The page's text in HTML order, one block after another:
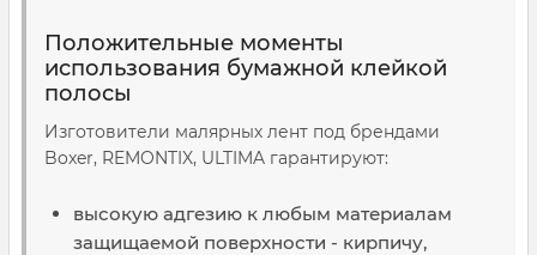
Положительные моменты
использования бумажной клейкой
полосы
Изготовители малярных лент под брендами
Boxer, REMONTIX, ULTIMA гарантируют:
высокую адгезию к любым материалам
защищаемой поверхности - кирпичу,